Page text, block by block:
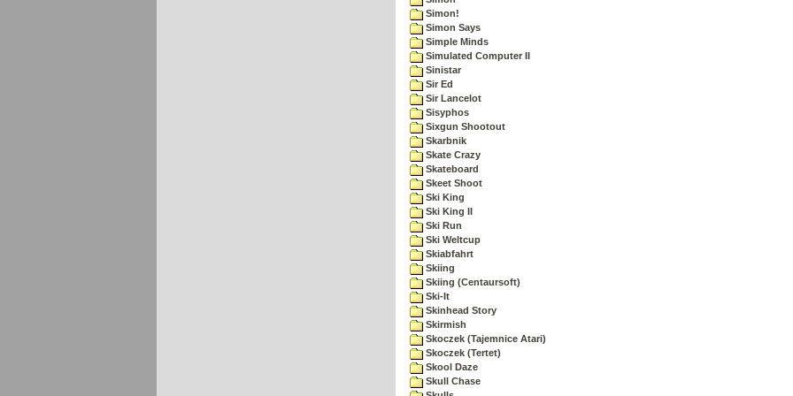
Simon!
Simon Says
Simple Minds
Simulated Computer II
Sinistar
Sir Ed
Sir Lancelot
Sisyphos
Sixgun Shootout
Skarbnik
Skate Crazy
Skateboard
Skeet Shoot
Ski King
Ski King II
Ski Run
Ski Weltcup
Skiabfahrt
Skiing
Skiing (Centaursoft)
Ski-It
Skinhead Story
Skirmish
Skoczek (Tajemnice Atari)
Skoczek (Tertet)
Skool Daze
Skull Chase